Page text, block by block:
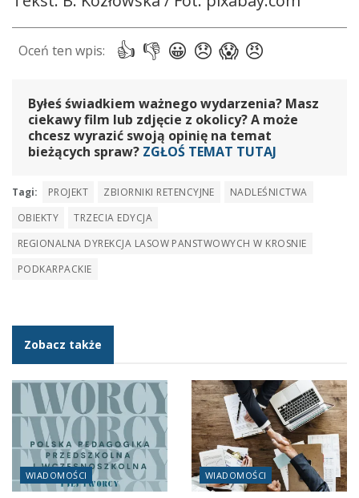
Byłeś świadkiem ważnego wydarzenia? Masz
ciekawy film lub zdjęcie z okolicy? A może
chcesz wyrazić swoją opinię na temat
bieżących spraw? ZGŁOŚ TEMAT TUTAJ
Tagi: PROJEKT ZBIORNIKI RETENCYJNE
NADLEŚNICTWA
OBIEKTY
TRZECIA EDYCJA
REGIONALNA DYREKCJA LASOW PANSTWOWYCH W KROSNIE
PODKARPACKIE
Zobacz także
WIADOMOŚCI WIADOMOŚCI